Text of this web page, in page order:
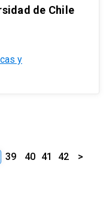
de Chile
y
39 40 41 42 >